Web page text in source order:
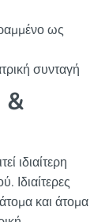
ως
συνταγή
&
ιδιαίτερη
Ιδιαίτερες
και άτομα